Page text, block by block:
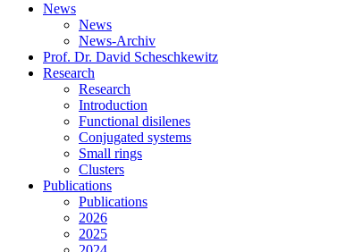
News
News
News-Archiv
Prof. Dr. David Scheschkewitz
Research
Research
Introduction
Functional disilenes
Conjugated systems
Small rings
Clusters
Publications
Publications
2026
2025